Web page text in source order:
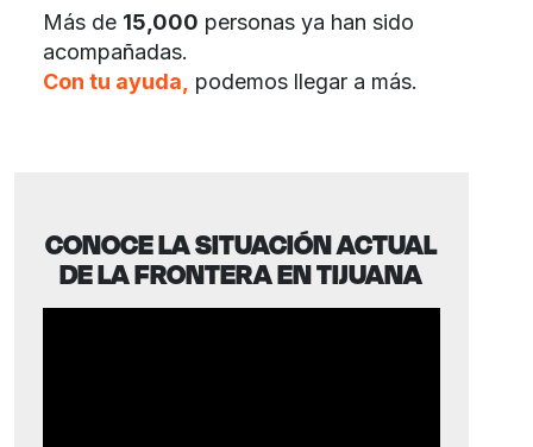
Más de 15,000 personas ya han sido
acompañadas.
Con tu ayuda,
podemos llegar a más.
CONOCE LA SITUACIÓN ACTUAL
DE LA FRONTERA EN TIJUANA